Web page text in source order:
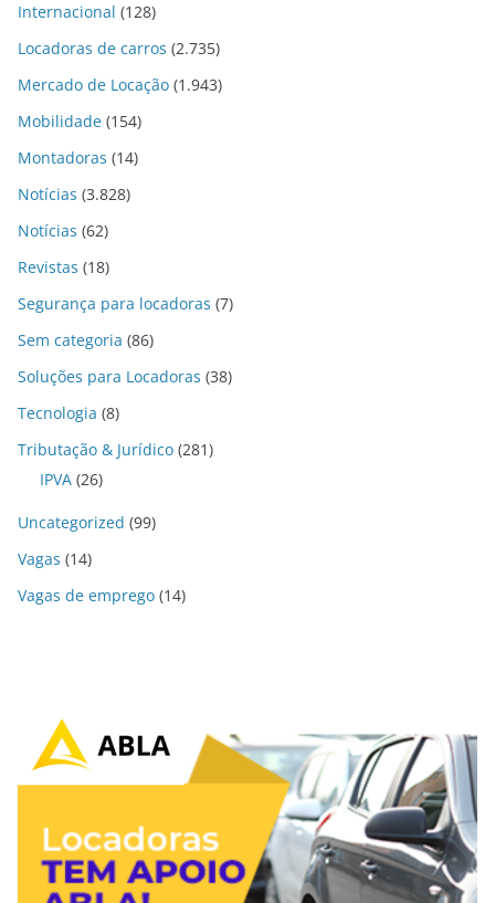
Internacional (128)
Locadoras de carros (2.735)
Mercado de Locação (1.943)
Mobilidade (154)
Montadoras (14)
Notícias (3.828)
Notícias (62)
Revistas (18)
Segurança para locadoras (7)
Sem categoria (86)
Soluções para Locadoras (38)
Tecnologia (8)
Tributação & Jurídico (281)
IPVA (26)
Uncategorized (99)
Vagas (14)
Vagas de emprego (14)